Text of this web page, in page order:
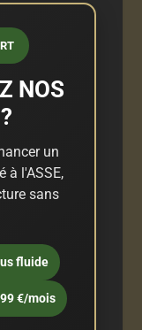
NOS
un
à l'ASSE,
sans
fluide
€/mois